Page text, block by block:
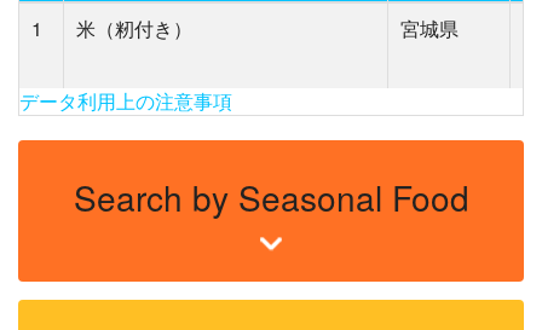
1
米（籾付き） 宮城県
データ利用上の注意事項
Search by Seasonal Food